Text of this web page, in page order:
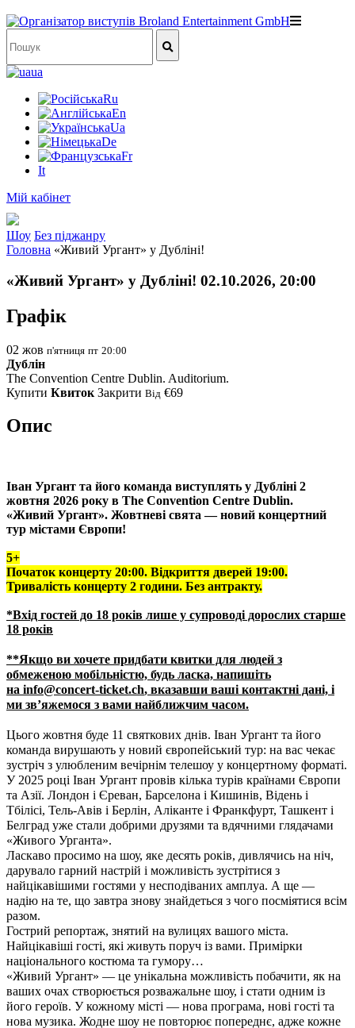
ua
Ru
En
Ua
De
Fr
It
Мій кабінет
Шоу Без піджанру
Головна «Живий Ургант» у Дубліні!
«Живий Ургант» у Дубліні! 02.10.2026, 20:00
Графік
02 жов п'ятниця пт 20:00
Дублін
The Convention Centre Dublin. Auditorium.
Купити Квиток Закрити Від €69
Опис
Іван Ургант та його команда виступлять у Дубліні 2
жовтня 2026 року в The Convention Centre Dublin.
«Живий Ургант». Жовтневі свята — новий концертний
тур містами Європи!
5+
Початок концерту 20:00. Відкриття дверей 19:00.
Тривалість концерту 2 години. Без антракту.
*Вхід гостей до 18 років лише у супроводі дорослих старше
18 років
**Якщо ви хочете придбати квитки для людей з
обмеженою мобільністю, будь ласка, напишіть
на info@concert-ticket.ch, вказавши ваші контактні дані, і
ми зв’яжемося з вами найближчим часом.
Цього жовтня буде 11 святкових днів. Іван Ургант та його
команда вирушають у новий європейський тур: на вас чекає
зустріч з улюбленим вечірнім телешоу у концертному форматі.
У 2025 році Іван Ургант провів кілька турів країнами Європи
та Азії. Лондон і Єреван, Барселона і Кишинів, Відень і
Тбілісі, Тель-Авів і Берлін, Аліканте і Франкфурт, Ташкент і
Белград уже стали добрими друзями та вдячними глядачами
«Живого Урганта».
Ласкаво просимо на шоу, яке десять років, дивлячись на ніч,
дарувало гарний настрій і можливість зустрітися з
найцікавішими гостями у несподіваних амплуа. А ще —
надію на те, що завтра знову знайдеться з чого посміятися всім
разом.
Гострий репортаж, знятий на вулицях вашого міста.
Найцікавіші гості, які живуть поруч із вами. Примірки
національного костюма та гумору…
«Живий Ургант» — це унікальна можливість побачити, як на
ваших очах створюється розважальне шоу, і стати одним із
його героїв. У кожному місті — нова програма, нові гості та
нова музика. Жодне шоу не повторює попереднє, адже кожне